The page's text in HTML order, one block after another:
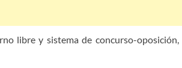
libre y sistema de concurso-